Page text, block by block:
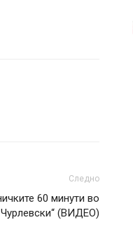
Следно
60 минути во
(ВИДЕО)